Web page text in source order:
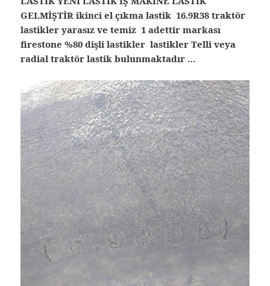
GELMİŞTİR ikinci el çıkma lastik 16.9R38 traktör
lastikler yarasız ve temiz 1 adettir markası
firestone %80 dişli lastikler lastikler Telli veya
radial traktör lastik bulunmaktadır …